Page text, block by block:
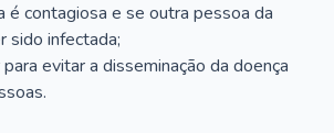
é contagiosa e se outra pessoa da
sido infectada;
evitar a disseminação da doença